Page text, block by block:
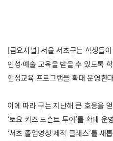
[금요저널] 서울 서초구는 학생들
인성·예술 교육을 받을 수 있도록
인성교육 프로그램을 확대 운영한
이에 따라 구는 지난해 큰 호응을
‘토요 키즈 도슨트 투어’를 확대 운
‘서초 졸업영상 제작 클래스’를 새